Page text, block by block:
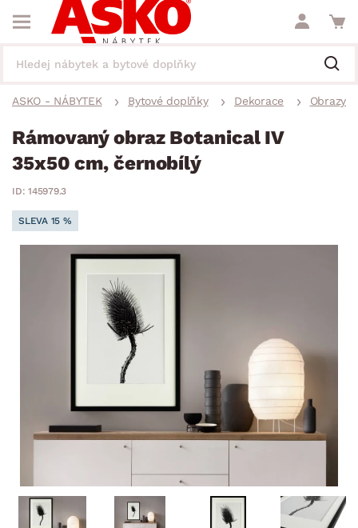
ASKO - NÁBYTEK Bytové doplňky Dekorace Obrazy
Rámovaný obraz Botanical IV
35x50 cm, černobílý
ID: 145979.3
SLEVA 15 %